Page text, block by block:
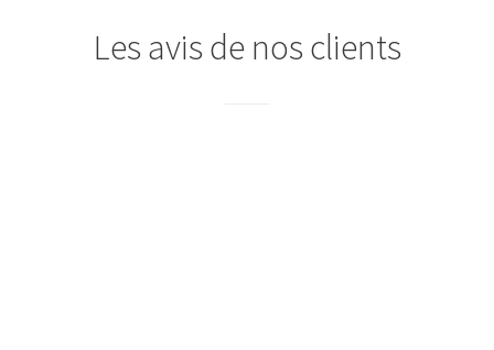
Les avis de nos clients